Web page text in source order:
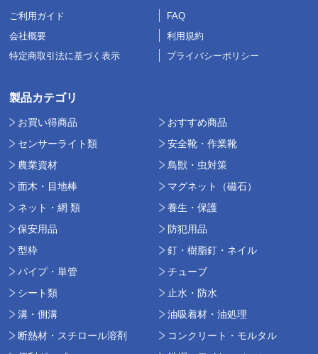
ご利用ガイド
FAQ
会社概要
利用規約
特定商取引法に基づく表示
プライバシーポリシー
製品カテゴリ
お買い得商品
おすすめ商品
センサーライト類
安全靴・作業靴
農業資材
鳥獣・虫対策
面木・目地棒
マグネット（磁石）
ネット・網 類
養生・保護
保安用品
防犯用品
型枠
釘・樹脂釘・ネイル
パイプ・単管
チューブ
シート類
止水・防水
溝・側溝
油吸着材・油処理
断熱材・スチロール溶剤
コンクリート・モルタル